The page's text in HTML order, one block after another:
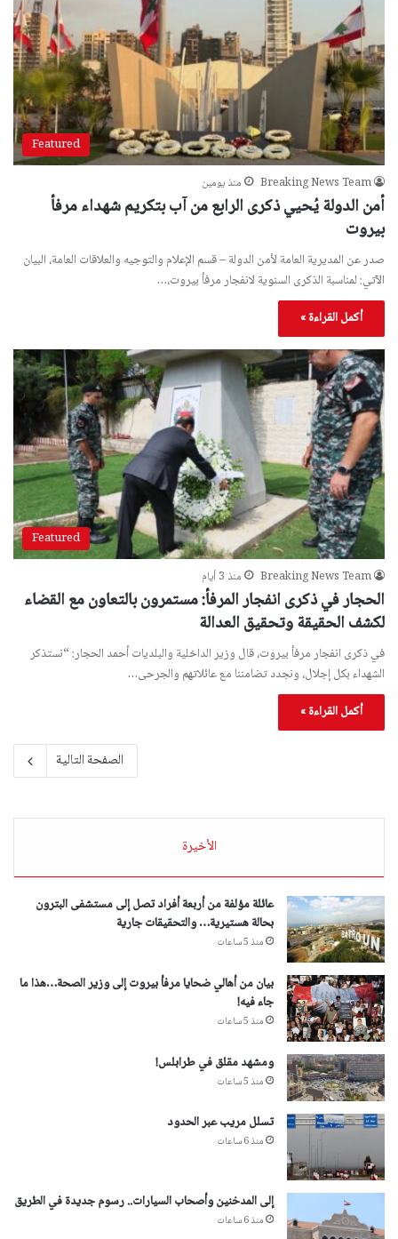
Featured
Breaking News Team منذ يومين
أمن الدولة يُحيي ذكرى الرابع من آب بتكريم شهداء مرفأ
بيروت
صدر عن المديرية العامة لأمن الدولة – قسم الإعلام والتوجيه والعلاقات العامة، البيان
الآتي: لمناسبة الذكرى السنوية لانفجار مرفأ بيروت،…
أكمل القراءة »
Featured
Breaking News Team منذ 3 أيام
الحجار في ذكرى انفجار المرفأ: مستمرون بالتعاون مع القضاء
لكشف الحقيقة وتحقيق العدالة
في ذكرى انفجار مرفأ بيروت، قال وزير الداخلية والبلديات أحمد الحجار: “نستذكر
الشهداء بكل إجلال، ونجدد تضامننا مع عائلاتهم والجرحى…
أكمل القراءة »
الصفحة التالية
الأخيرة
عائلة مؤلفة من أربعة أفراد تصل إلى مستشفى البترون
بحالة هستيرية… والتحقيقات جارية
منذ 5 ساعات
بيان من أهالي ضحايا مرفأ بيروت إلى وزير الصحة…هذا ما
جاء فيه!
منذ 5 ساعات
ومشهد مقلق في طرابلس!
منذ 5 ساعات
تسلل مريب عبر الحدود
منذ 6 ساعات
إلى المدخنين وأصحاب السيارات.. رسوم جديدة في الطريق
منذ 6 ساعات